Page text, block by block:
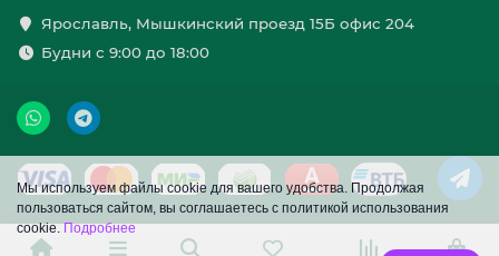
Мы используем файлы cookie для вашего удобства. Продолжая
пользоваться сайтом, вы соглашаетесь с политикой использования
cookie.Подробнее
Ярославль, Мышкинский проезд 15Б офис 204
Будни с 9:00 до 18:00